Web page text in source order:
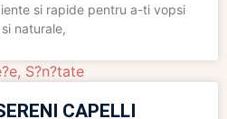
si rapide pentru a-ti vopsi
naturale,
, S?n?tate
CAPELLI